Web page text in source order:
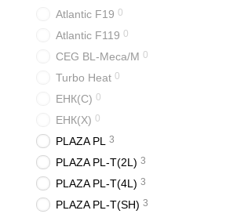
Atlantic F19 0
Atlantic F119 0
CEG BL-Meca/M 0
Turbo Heat 0
ЕНК(С) 0
ЕНК(Х) 0
PLAZA PL 3
PLAZA PL-T(2L) 3
PLAZA PL-T(4L) 3
PLAZA PL-T(SH) 3